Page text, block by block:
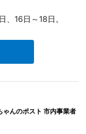
16日～18日。
んのポスト 市内事業者